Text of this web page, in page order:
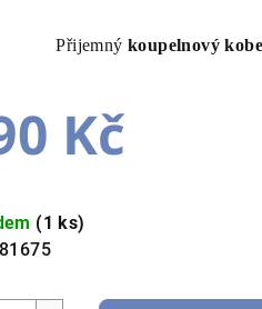
Přijemnýkoupelnový
Kč
(1 ks)
81675